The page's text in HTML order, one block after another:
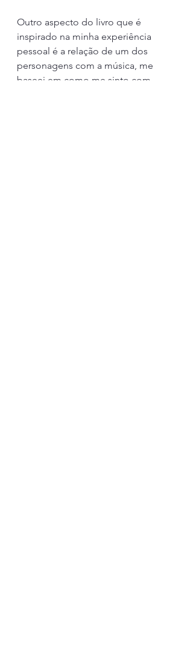
Outro aspecto do livro que é
inspirado na minha experiência
pessoal é a relação de um dos
personagens com a música, me
baseei em como me sinto com